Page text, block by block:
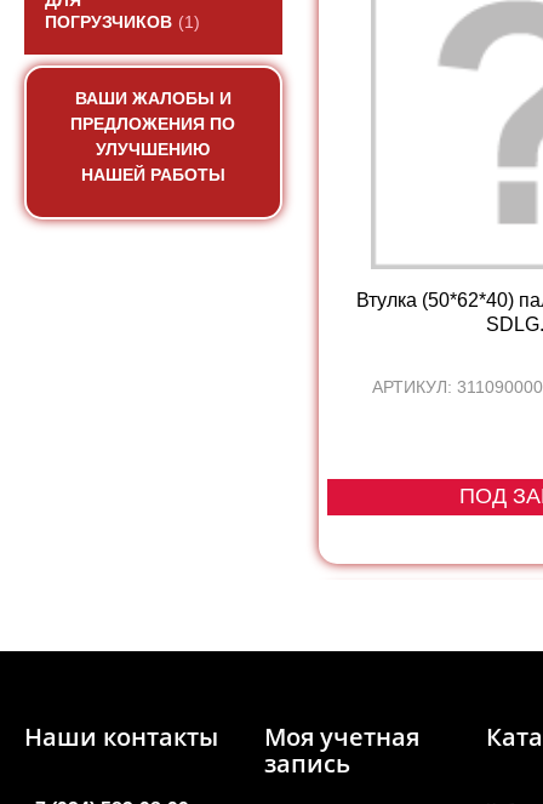
ПОГРУЗЧИКОВ (1)
ВАШИ ЖАЛОБЫ И
ПРЕДЛОЖЕНИЯ ПО
УЛУЧШЕНИЮ
НАШЕЙ РАБОТЫ
Втулка (50*62*40)
АРТИКУЛ:
ПОД
Наши контакты
Моя учетная
запись